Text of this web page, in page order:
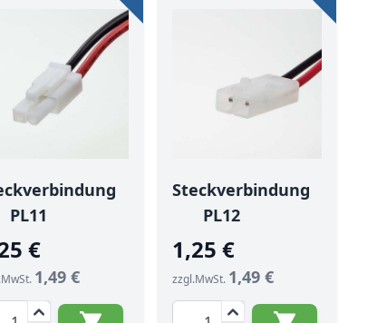
PL11
€
1,49 €
Steckverbindung
PL12
1,25 €
zzgl.MwSt. 1,49 €
Menge